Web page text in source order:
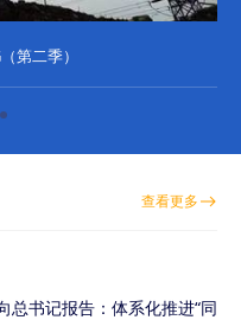
第二季）
查看更多
总书记报告：体系化推进“同